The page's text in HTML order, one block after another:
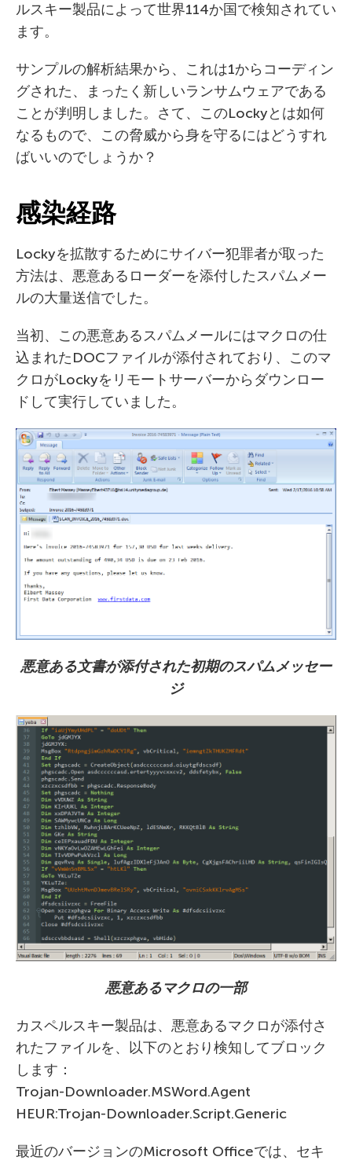
ルスキー製品によって世界114か国で検知されてい
ます。
サンプルの解析結果から、これは1からコーディン
グされた、まったく新しいランサムウェアである
ことが判明しました。さて、このLockyとは如何
なるもので、この脅威から身を守るにはどうすれ
ばいいのでしょうか？
感染経路
Lockyを拡散するためにサイバー犯罪者が取った
方法は、悪意あるローダーを添付したスパムメー
ルの大量送信でした。
当初、この悪意あるスパムメールにはマクロの仕
込まれたDOCファイルが添付されており、このマ
クロがLockyをリモートサーバーからダウンロー
ドして実行していました。
悪意ある文書が添付された初期のスパムメッセー
ジ
悪意あるマクロの一部
カスペルスキー製品は、悪意あるマクロが添付さ
れたファイルを、以下のとおり検知してブロック
します：
Trojan-Downloader.MSWord.Agent
HEUR:Trojan-Downloader.Script.Generic
最近のバージョンのMicrosoft Officeでは、セキ